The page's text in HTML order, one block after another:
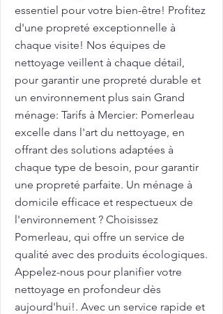
essentiel pour votre bien-être! Profitez
d'une propreté exceptionnelle à
chaque visite! Nos équipes de
nettoyage veillent à chaque détail,
pour garantir une propreté durable et
un environnement plus sain Grand
ménage: Tarifs à Mercier: Pomerleau
excelle dans l'art du nettoyage, en
offrant des solutions adaptées à
chaque type de besoin, pour garantir
une propreté parfaite. Un ménage à
domicile efficace et respectueux de
l'environnement ? Choisissez
Pomerleau, qui offre un service de
qualité avec des produits écologiques.
Appelez-nous pour planifier votre
nettoyage en profondeur dès
aujourd'hui!. Avec un service rapide et